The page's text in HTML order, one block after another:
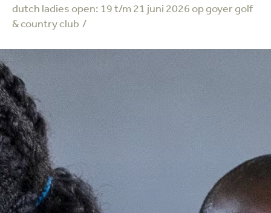
dutch ladies open: 19 t/m 21 juni 2026 op goyer golf
& country club